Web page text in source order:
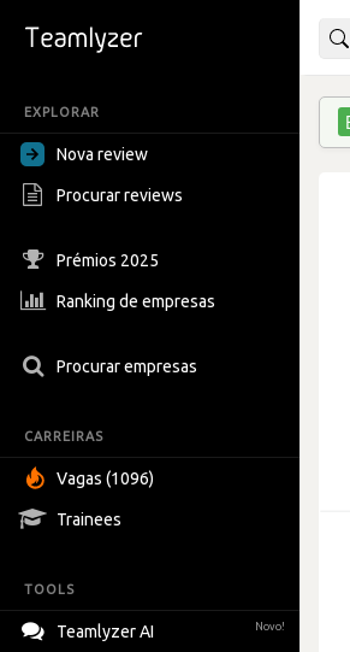
EXPLORAR
Nova review
Procurar reviews
Prémios 2025
Ranking de empresas
Procurar empresas
CARREIRAS
Vagas (1096)
Trainees
TOOLS
Teamlyzer AI Novo!